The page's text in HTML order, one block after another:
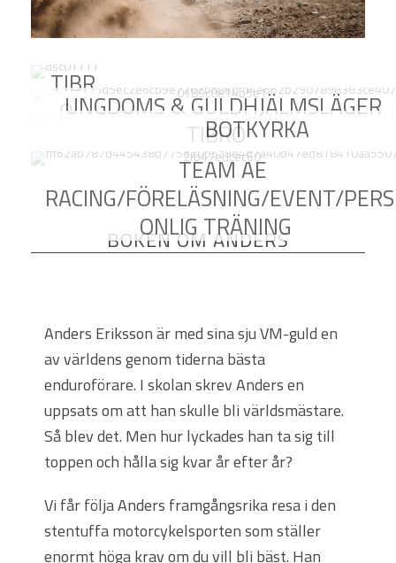
TIBR
O
UNGDOMS & GULDHJÄLMSLÄGER
TIBRO
BOTKYRKA
TEAM AE
RACING/FÖRELÄSNING/EVENT/PERS
ONLIG TRÄNING
BOKEN OM ANDERS
Anders Eriksson är med sina sju VM-guld en
av världens genom tiderna bästa
enduroförare. I skolan skrev Anders en
uppsats om att han skulle bli världsmästare.
Så blev det. Men hur lyckades han ta sig till
toppen och hålla sig kvar år efter år?
Vi får följa Anders framgångsrika resa i den
stentuffa motorcykelsporten som ställer
enormt höga krav om du vill bli bäst. Han